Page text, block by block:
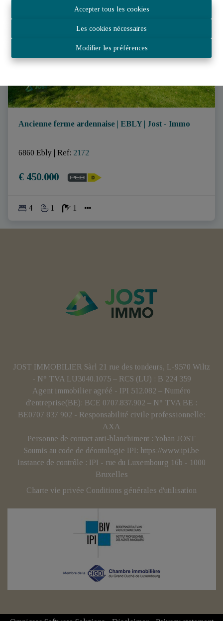
Accepter tous les cookies
Les cookies nécessaires
Modifier les préférences
Ancienne ferme ardennaise | EBLY | Jost - Immo
6860 Ebly Ref: 2172
€ 450.000
4 1 1
JOST IMMOBILIER Sàrl 21 rue des tondeurs, L-9570 Wiltz
- N° TVA LU3040.1075 – RCS (LU) : B 224 359
Agent immobilier agréé - IPI 512.082 – Numéro
d'entreprise(BE): BCE 0707.837.902 – N° TVA BE :
BE0707 837 902 - Responsabilité civile professionnelle:
AXA
Personne de contact anti-blanchiment : Yohan JOST
Soumis au code de déontologie IPI: https://www.ipi.be
Instance de contrôle : IPI - rue du Luxembourg 16b - 1000
Bruxelles
Charte vie privée Conditions générales d'utilisation